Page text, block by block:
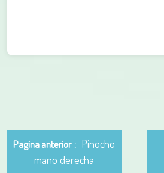
Pagina anterior
Pinocho
mano derecha